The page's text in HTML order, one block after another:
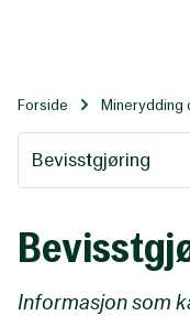
Forside Minerydding
Bevisstgjøring
Informasjon som